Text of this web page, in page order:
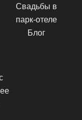
Свадьбы в
парк-отеле
Блог